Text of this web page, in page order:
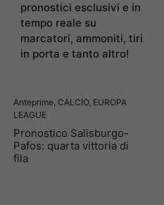
pronostici esclusivi e in
tempo reale su
marcatori, ammoniti, tiri
in porta e tanto altro!
Anteprime CALCIO, EUROPA
LEAGUE
Pronostico Salisburgo-
Pafos: quarta vittoria di
fila